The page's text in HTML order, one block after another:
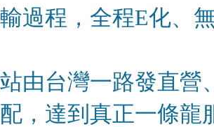
過程，全程E化、
由台灣一路發直營
，達到真正一條龍